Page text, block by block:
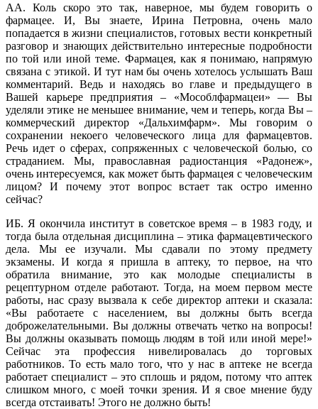
АА. Коль скоро это так, наверное, мы будем говорить о
фармацее. И, Вы знаете, Ирина Петровна, очень мало
попадается в жизни специалистов, готовых вести конкретный
разговор и знающих действительно интересные подробности
по той или иной теме. Фармацея, как я понимаю, напрямую
связана с этикой. И тут нам бы очень хотелось услышать Ваш
комментарий. Ведь и находясь во главе и предыдущего в
Вашей карьере предприятия – «Мособлфармацеи» — Вы
уделяли этике не меньшее внимание, чем и теперь, когда Вы –
коммерческий директор «Дальхимфарм». Мы говорим о
сохранении некоего человеческого лица для фармацевтов.
Речь идет о сферах, сопряженных с человеческой болью, со
страданием. Мы, православная радиостанция «Радонеж»,
очень интересуемся, как может быть фармацея с человеческим
лицом? И почему этот вопрос встает так остро именно
сейчас?
ИБ. Я окончила институт в советское время – в 1983 году, и
тогда была отдельная дисциплина – этика фармацевтического
дела. Мы ее изучали. Мы сдавали по этому предмету
экзамены. И когда я пришла в аптеку, то первое, на что
обратила внимание, это как молодые специалисты в
рецептурном отделе работают. Тогда, на моем первом месте
работы, нас сразу вызвала к себе директор аптеки и сказала:
«Вы работаете с населением, вы должны быть всегда
доброжелательными. Вы должны отвечать четко на вопросы!
Вы должны оказывать помощь людям в той или иной мере!»
Сейчас эта профессия нивелировалась до торговых
работников. То есть мало того, что у нас в аптеке не всегда
работает специалист – это сплошь и рядом, потому что аптек
слишком много, с моей точки зрения. И я свое мнение буду
всегда отстаивать! Этого не должно быть!